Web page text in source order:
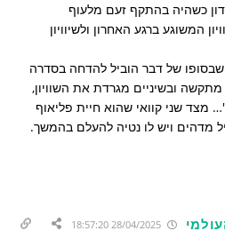
כשהיה בהתקף זעם מלעוף
המשוגע ברגע האחרון ולשיוויון
של דבר הוביל להדחה בסדרה
ובשיניים מגרדת את השוויון,
מצד שני קוואי שהוא חיית פליאוף
מדהים ויש לו נטיה להעלם בהמשך.
28/04/2025 18:57:20